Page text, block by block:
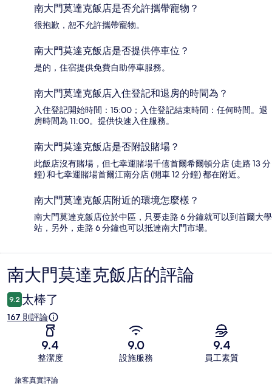
南大門莫達克飯店是否允許攜帶寵物？
很抱歉，恕不允許攜帶寵物。
南大門莫達克飯店是否提供停車位？
是的，住宿提供免費自助停車服務。
南大門莫達克飯店入住登記和退房的時間為？
入住登記開始時間：15:00；入住登記結束時間：任何時間。退
房時間為 11:00。提供快速入住服務。
南大門莫達克飯店是否附設賭場？
此飯店沒有賭場，但七幸運賭場千僖首爾希爾頓分店 (走路 13 分
鐘) 和七幸運賭場首爾江南分店 (開車 12 分鐘) 都在附近。
南大門莫達克飯店附近的環境怎麼樣？
南大門莫達克飯店位於中區，只要走路 6 分鐘就可以到首爾大學
站，另外，走路 6 分鐘也可以抵達南大門市場。
評
論
南大門莫達克飯店的評論
9.2 太棒了
167 則評論
9.4
整潔度
9.0
設施服務
9.4
員工素質
評
旅客真實評論